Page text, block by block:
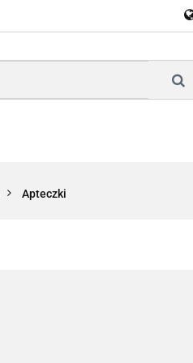
Apteczki